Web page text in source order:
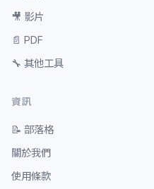
🎥 影片
📄 PDF
🔧 其他工具
資訊
📝 部落格
關於我們
使用條款